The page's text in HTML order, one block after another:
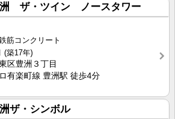
洲 ザ・ツイン ノースタワー
筋コンクリート
(築17年)
区豊洲３丁目
有楽町線 豊洲駅 徒歩4分
ザ・シンボル